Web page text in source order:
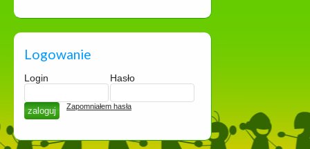
Logowanie
Login Hasło
Zapomniałem hasła